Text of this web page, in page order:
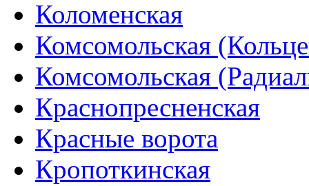
Коломенская
Комсомольская
Комсомольская
Краснопресненская
Красные ворота
Кропоткинская